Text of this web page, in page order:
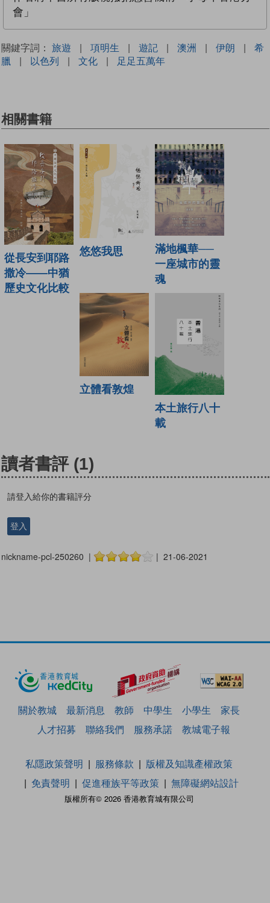
會」
關鍵字詞： 旅遊 | 項明生 | 遊記 | 澳洲 | 伊朗 |
希
臘
| 以色列 | 文化 | 足足五萬年
相關書籍
從長安到耶路
撒冷——中猶
歷史文化比較
悠悠我思
滿地楓華──
一座城市的靈
魂
立體看敦煌
本土旅行八十
載
讀者書評 (1)
請登入給你的書籍評分
登入
nickname-pcl-250260 | | 21-06-2021
關於教城 最新消息 教師 中學生 小學生
家長
人才招募
聯絡我們 服務承諾 教城電子報
版權所有© 2026 香港教育城有限公司
私隱政策聲明 服務條款
版權及知識產權政策
免責聲明
促進種族平等政策 無障礙網站設計